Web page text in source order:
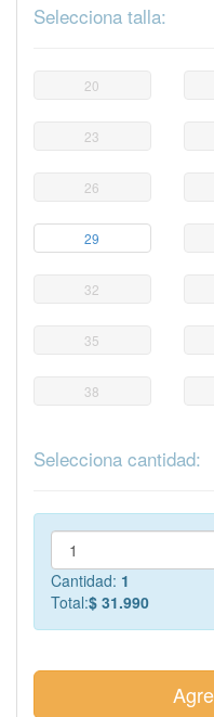
Selecciona talla:
20
23
26
29
32
35
38
Selecciona cantidad:
Cantidad: 1
Total:$ 31.990